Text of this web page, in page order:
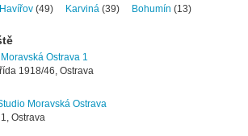
Havířov (49) Karviná (39) Bohumín (13)
Ostrava 1
1918/46, Ostrava
Moravská Ostrava
Ostrava